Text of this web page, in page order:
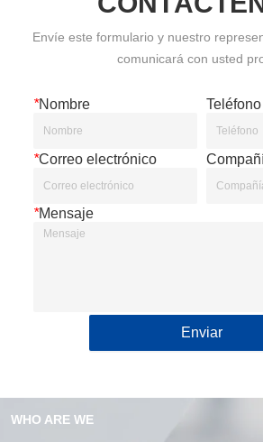
Envíe este formulario y nuestro
comunicará con usted
*Nombre Teléfono
*Correo electrónico
*Mensaje
Enviar
WHO ARE WE